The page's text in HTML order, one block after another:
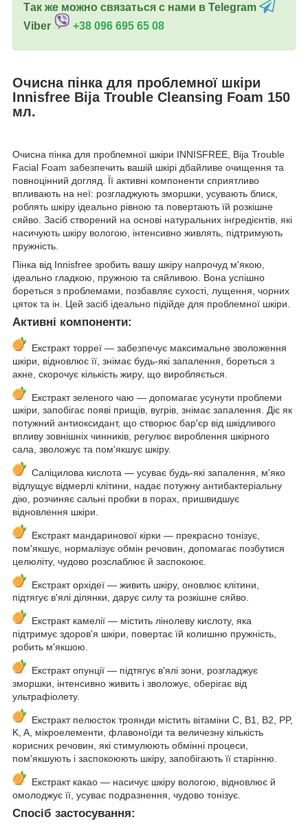
Так же можно связаться с нами в Telegram
Viber
+38 096 695 65 08
Очисна пінка для проблемної шкіри
Innisfree Bija Trouble Cleansing Foam 150
мл.
Очисна пінка для проблемної шкіри INNISFREE, Bija Trouble
Facial Foam забезпечить вашій шкірі дбайливе очищення та
повноцінний догляд. Її активні компоненти сприятливо
впливають на неї: розгладжують зморшки, усувають блиск,
роблять шкіру ідеально рівною та повертають їй розкішне
сяйво. Засіб створений на основі натуральних інгредієнтів, які
насичують шкіру вологою, інтенсивно живлять, підтримують
пружність.
Пінка від Innisfree зробить вашу шкіру напрочуд м'якою,
ідеально гладкою, пружною та сяйливою. Вона успішно
бореться з проблемами, позбавляє сухості, лущення, чорних
цяток та ін. Цей засіб ідеально підійде для проблемної шкіри.
Активні компоненти:
Екстракт торреї — забезпечує максимальне зволоження
шкіри, відновлює її, знімає будь-які запалення, бореться з
акне, скорочує кількість жиру, що виробляється.
Екстракт зеленого чаю — допомагає усунути проблеми
шкіри, запобігає появі прищів, вугрів, знімає запалення. Діє як
потужний антиоксидант, що створює бар'єр від шкідливого
впливу зовнішніх чинників, регулює вироблення шкірного
сала, зволожує та пом'якшує шкіру.
Саліцилова кислота — усуває будь-які запалення, м'яко
відлущує відмерлі клітини, надає потужну антибактеріальну
дію, розчиняє сальні пробки в порах, пришвидшує
відновлення шкіри.
Екстракт мандаринової кірки — прекрасно тонізує,
пом'якшує, нормалізує обмін речовин, допомагає позбутися
целюліту, чудово розслаблює й заспокоює.
Екстракт орхідеї — живить шкіру, оновлює клітини,
підтягує в'ялі ділянки, дарує силу та розкішне сяйво.
Екстракт камелії — містить лінолеву кислоту, яка
підтримує здоров'я шкіри, повертає їй колишню пружність,
робить м'якшою.
Екстракт опунції — підтягує в'ялі зони, розгладжує
зморшки, інтенсивно живить і зволожує, оберігає від
ультрафіолету.
Екстракт пелюсток троянди містить вітаміни С, В1, В2, PP,
K, A, мікроелементи, флавоноїди та величезну кількість
корисних речовин, які стимулюють обмінні процеси,
пом'якшують і заспокоюють шкіру, запобігають її старінню.
Екстракт какао — насичує шкіру вологою, відновлює й
омолоджує її, усуває подразнення, чудово тонізує.
Спосіб застосування: